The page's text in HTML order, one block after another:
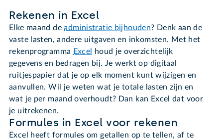
Rekenen in Excel
Elke maand deadministratie bijhouden? Denk aan de
vaste lasten, andere uitgaven en inkomsten. Met het
rekenprogramma Excel
houd je overzichtelijk
gegevens en bedragen bij. Je werkt op digitaal
ruitjespapier dat je op elk moment kunt wijzigen en
aanvullen. Wil je weten wat je totale lasten zijn en
wat je per maand overhoudt? Dan kan Excel dat voor
je uitrekenen.
Formules in Excel voor rekenen
Excel heeft formules om getallen op te tellen, af te